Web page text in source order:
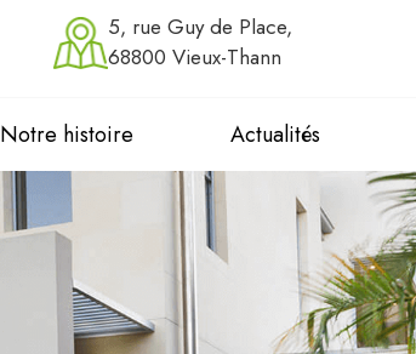
5, rue Guy de Place,
68800 Vieux-Thann
Notre histoire Actualités